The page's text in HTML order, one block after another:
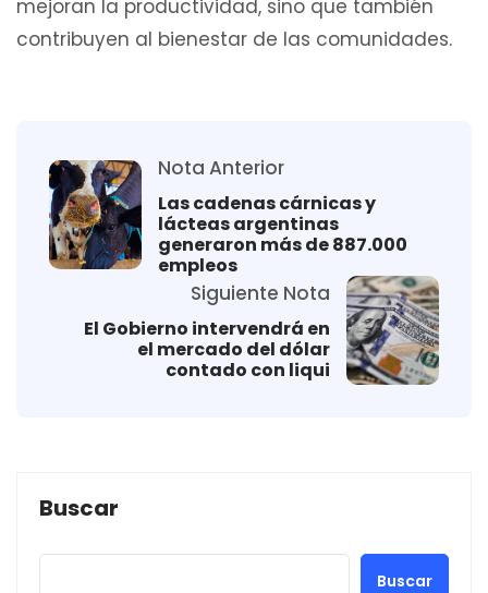
mejoran la productividad, sino que también
contribuyen al bienestar de las comunidades.
Nota Anterior
Las cadenas cárnicas y
lácteas argentinas
generaron más de 887.000
empleos
Siguiente Nota
El Gobierno intervendrá en
el mercado del dólar
contado con liqui
Buscar
Buscar